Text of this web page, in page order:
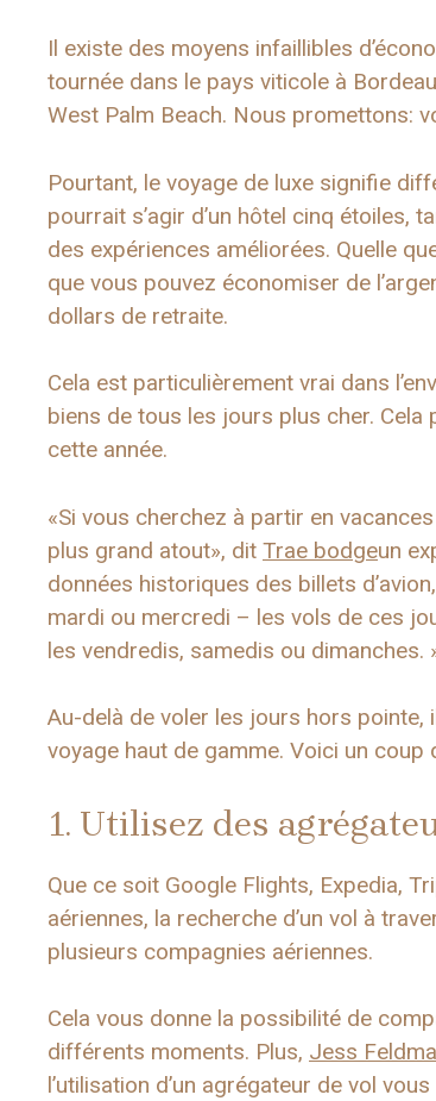
Il existe des moyens infaillibles
tournée dans le pays viticole à
West Palm Beach. Nous promettons:
Pourtant, le voyage de luxe signifie
pourrait s’agir d’un hôtel cinq étoiles,
des expériences améliorées. Quelle
que vous pouvez économiser de
dollars de retraite.
Cela est particulièrement vrai dans
biens de tous les jours plus cher.
cette année.
«Si vous cherchez à partir en
plus grand atout», dit Trae bodgeun
données historiques des billets
mardi ou mercredi – les vols de ces
les vendredis, samedis ou dimanches.
Au-delà de voler les jours hors pointe,
voyage haut de gamme. Voici un coup
1. Utilisez des
Que ce soit Google Flights, Expedia,
aériennes, la recherche d’un vol à
plusieurs compagnies aériennes.
Cela vous donne la possibilité de
différents moments. Plus, Jess
l’utilisation d’un agrégateur de vol